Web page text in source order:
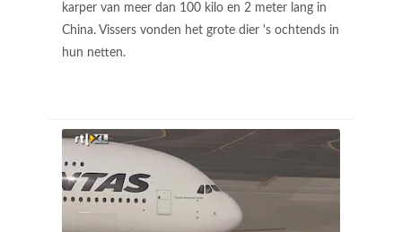
karper van meer dan 100 kilo en 2 meter lang in
China. Vissers vonden het grote dier 's ochtends in
hun netten.